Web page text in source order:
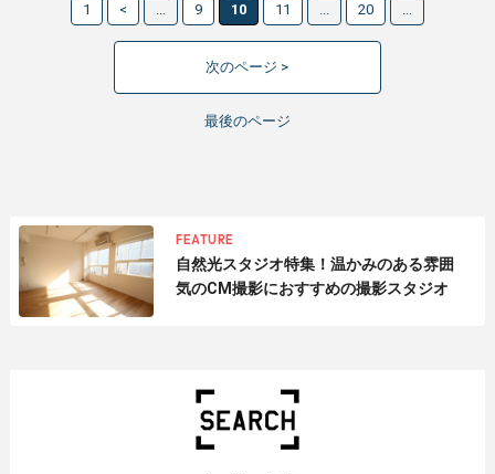
1 < ... 9 10 11 ... 20 ...
次のページ >
最後のページ
FEATURE
自然光スタジオ特集！温かみのある雰囲
気のCM撮影におすすめの撮影スタジオ